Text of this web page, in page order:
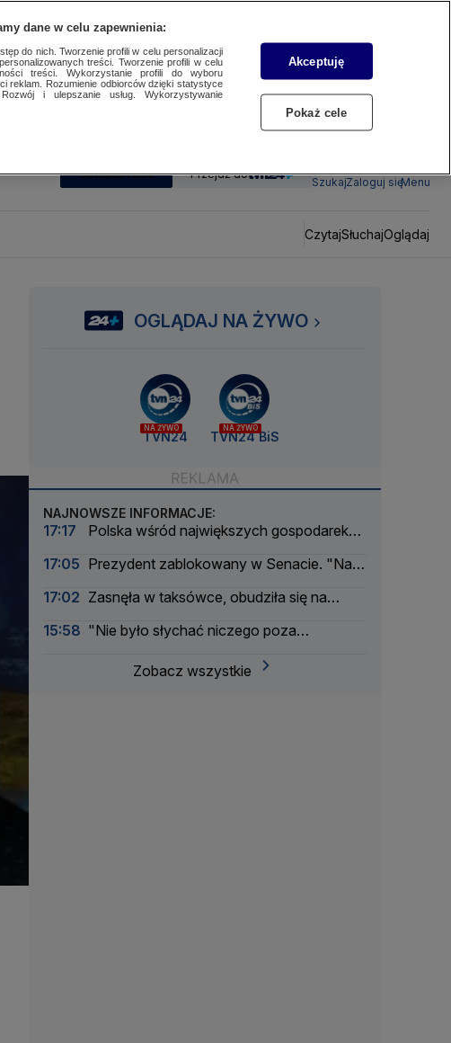
SUBSKRYBUJ Przejdź do
SzukajZaloguj sięMenu
CzytajSłuchajOglądaj
OGLĄDAJ NA ŻYWO
NA ŻYWO
TVN24
NA ŻYWO
TVN24 BiS
NAJNOWSZE INFORMACJE:
17:17
Polska wśród największych gospodarek
17:05 Prezydent zablokowany w Senacie. "Na
17:02 Zasnęła w taksówce, obudziła się na
15:58 "Nie było słychać niczego poza
Zobacz wszystkie
dane w celu zapewnienia:
do nich. Tworzenie profili w celu personalizacji
treści. Tworzenie profili w celu
treści. Wykorzystanie profili do wyboru
reklam. Rozumienie odbiorców dzięki statystyce
i ulepszanie usług. Wykorzystywanie
Akceptuję
Pokaż cele